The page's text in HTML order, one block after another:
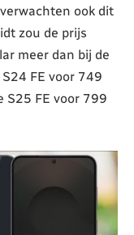
ook dit
zou de prijs
meer dan bij de
FE voor 749
S25 FE voor 799